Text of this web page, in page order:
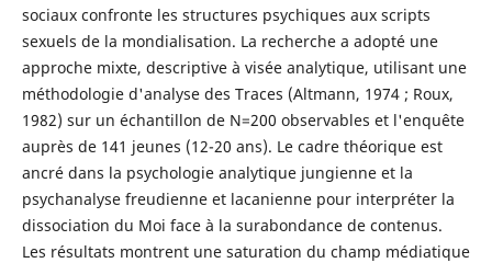
sociaux confronte les structures psychiques aux scripts
sexuels de la mondialisation. La recherche a adopté une
approche mixte, descriptive à visée analytique, utilisant une
méthodologie d'analyse des Traces (Altmann, 1974 ; Roux,
1982) sur un échantillon de N=200 observables et l'enquête
auprès de 141 jeunes (12-20 ans). Le cadre théorique est
ancré dans la psychologie analytique jungienne et la
psychanalyse freudienne et lacanienne pour interpréter la
dissociation du Moi face à la surabondance de contenus.
Les résultats montrent une saturation du champ médiatique